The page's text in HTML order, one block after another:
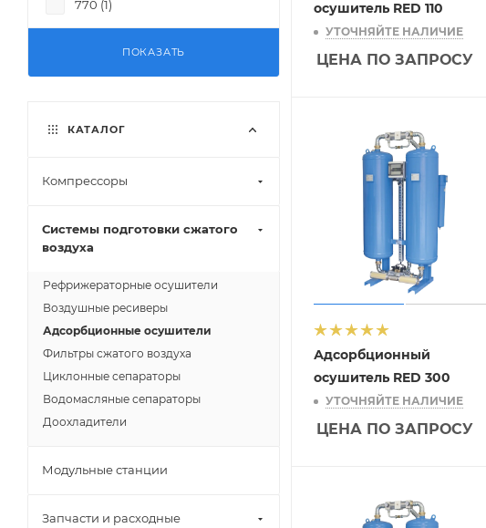
осушитель RED 110
УТОЧНЯЙТЕ НАЛИЧИЕ
ЦЕНА ПО ЗАПРОСУ
Адсорбционный
осушитель RED 300
УТОЧНЯЙТЕ НАЛИЧИЕ
ЦЕНА ПО ЗАПРОСУ
770 (1)
1000 (1)
5000 (1)
ПОКАЗАТЬ
КАТАЛОГ
Компрессоры
Системы подготовки сжатого
воздуха
Рефрижераторные осушители
Воздушные ресиверы
Адсорбционные осушители
Фильтры сжатого воздуха
Циклонные сепараторы
Водомасляные сепараторы
Доохладители
Модульные станции
Запчасти и расходные